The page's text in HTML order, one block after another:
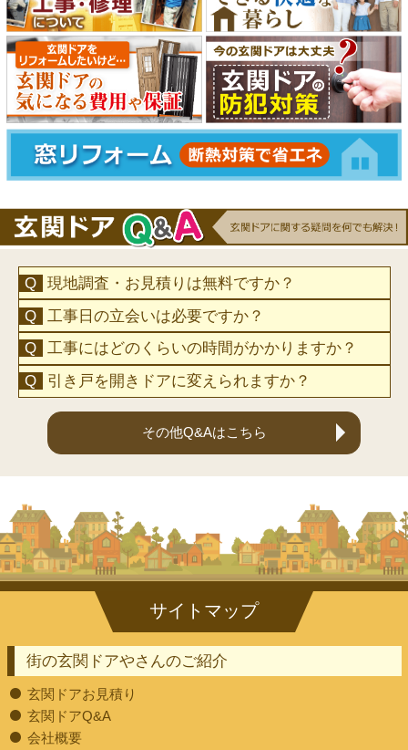
現地調査・お見積りは無料ですか？
工事日の立会いは必要ですか？
工事にはどのくらいの時間がかかりますか？
引き戸を開きドアに変えられますか？
その他Q&Aはこちら
街の玄関ドアやさんのご紹介
玄関ドアお見積り
玄関ドアQ&A
会社概要